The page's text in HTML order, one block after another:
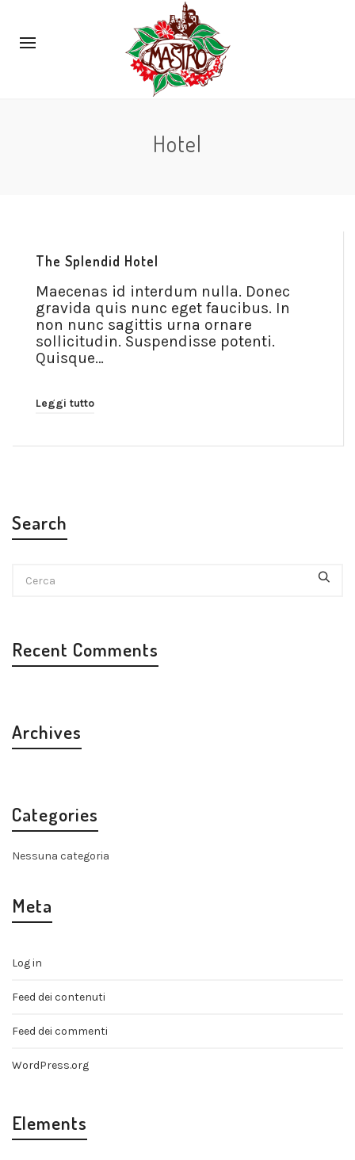
Hotel
The Splendid Hotel
Maecenas id interdum nulla. Donec
gravida quis nunc eget faucibus. In
non nunc sagittis urna ornare
sollicitudin. Suspendisse potenti.
Quisque…
Leggi tutto
Search
Recent Comments
Archives
Categories
Nessuna categoria
Meta
Log in
Feed dei contenuti
Feed dei commenti
WordPress.org
Elements